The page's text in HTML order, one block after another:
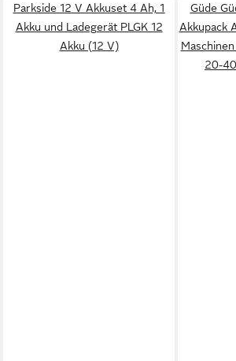
Parkside 12 V Akkuset 4 Ah, 1
Akku und Ladegerät PLGK 12
Akku (12 V)
Güde
Akkupack
20-